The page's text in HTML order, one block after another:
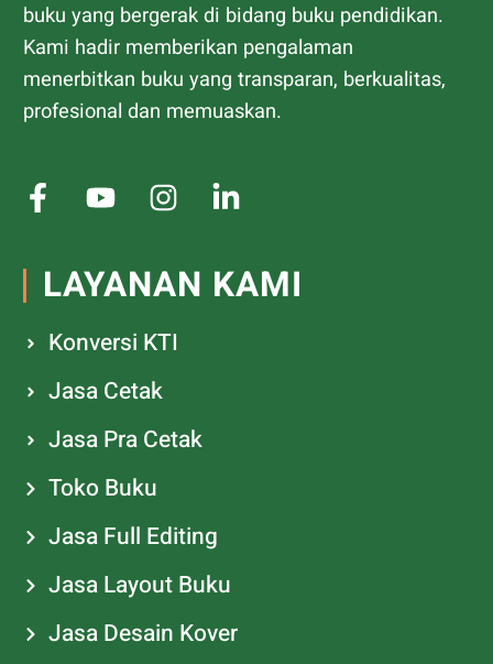
buku yang bergerak di bidang buku pendidikan.
Kami hadir memberikan pengalaman
menerbitkan buku yang transparan, berkualitas,
profesional dan memuaskan.
LAYANAN KAMI
Konversi KTI
Jasa Cetak
Jasa Pra Cetak
Toko Buku
Jasa Full Editing
Jasa Layout Buku
Jasa Desain Kover